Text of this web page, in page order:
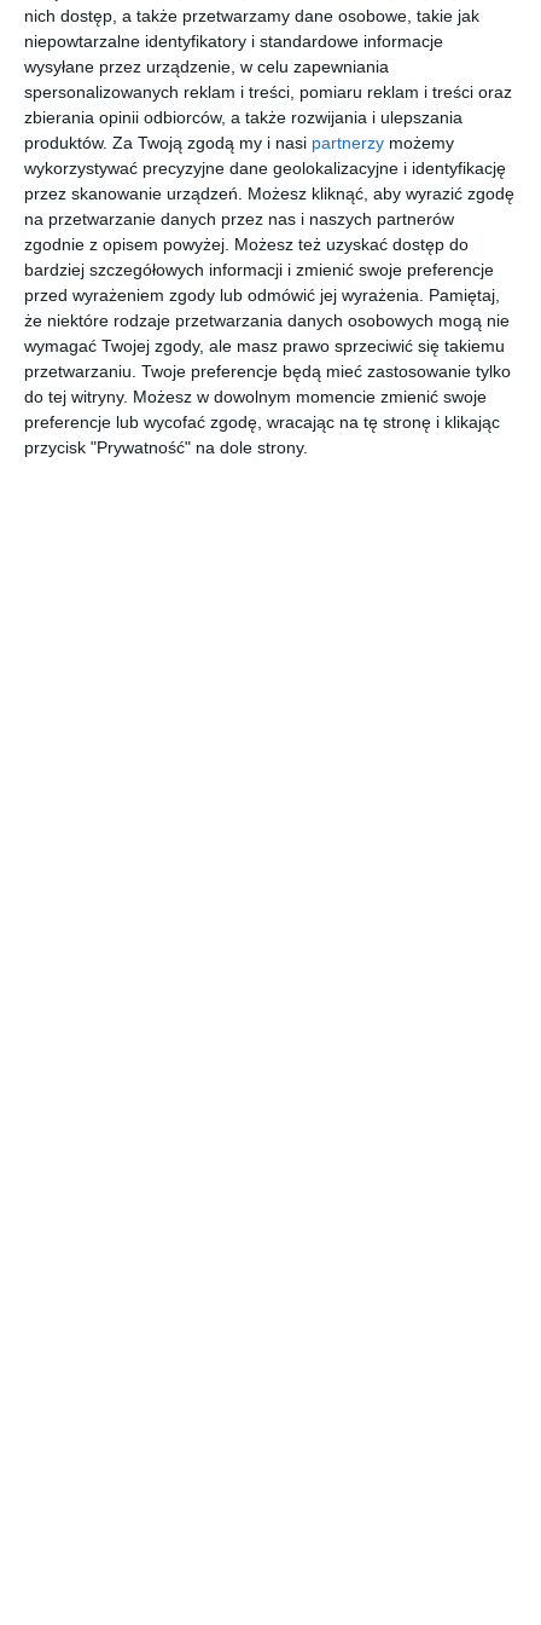
nich dostęp, a także przetwarzamy dane osobowe, takie jak
niepowtarzalne identyfikatory i standardowe informacje
wysyłane przez urządzenie, w celu zapewniania
spersonalizowanych reklam i treści, pomiaru reklam i treści oraz
zbierania opinii odbiorców, a także rozwijania i ulepszania
produktów. Za Twoją zgodą my i nasi partnerzy możemy
wykorzystywać precyzyjne dane geolokalizacyjne i identyfikację
przez skanowanie urządzeń. Możesz kliknąć, aby wyrazić zgodę
na przetwarzanie danych przez nas i naszych partnerów
zgodnie z opisem powyżej. Możesz też uzyskać dostęp do
bardziej szczegółowych informacji i zmienić swoje preferencje
przed wyrażeniem zgody lub odmówić jej wyrażenia.
Pamiętaj,
że niektóre rodzaje przetwarzania danych osobowych mogą nie
wymagać Twojej zgody, ale masz prawo sprzeciwić się takiemu
przetwarzaniu. Twoje preferencje będą mieć zastosowanie tylko
do tej witryny. Możesz w dowolnym momencie zmienić swoje
preferencje lub wycofać zgodę, wracając na tę stronę i klikając
przycisk "Prywatność" na dole strony.
Wojewódzkiego Konserwatora Zabytków.
Zapraszamy na zakupy
ZIOŁOSEKA
TOR
nożyczki do
ziół z 5
ostrzami, +
CZYŚCIK +
NAKŁADKA
OCHRONN
A 2w1
27
sklepu
MONTANA
SUN CLIP-
ON 2748 C4
49,
sklepu
Viva
Długopis -
Tess -
grawerowan
y długopis
58,
00
sklepu
Canon EOS
R100 + RF-
S 18-45 mm
f/4.5-6.3 IS
STM + RF-S
55-210 mm
f/5-7.1 IS
STM 20 rat
0%
3.279,
00
przejdź do
sklepu